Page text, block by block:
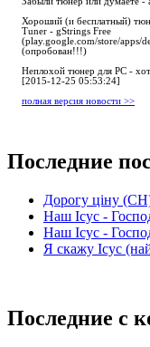
Хороший (и бесплатный)
Tuner - gStrings Free
(play.google.com/store/apps/
(опробован!!!)
Неплохой тюнер для РС -
[2015-12-25 05:53:24]
полная версия новости >>
Последние
Дорогу ціну
Наш Ісус -
Наш Ісус -
Я скажу Ісус
Последние с